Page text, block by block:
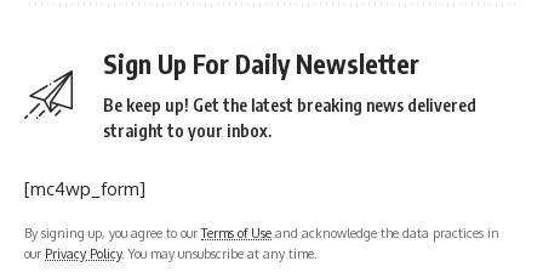
Sign Up For Daily Newsletter
Be keep up! Get the latest breaking news delivered
straight to your inbox.
[mc4wp_form]
By signing up, you agree to ourTerms of Use and acknowledge the data practices in
our Privacy Policy. You may unsubscribe at any time.